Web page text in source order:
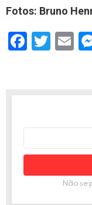
Fotos: Bruno
F
o
k
T
E
mail:
Não se